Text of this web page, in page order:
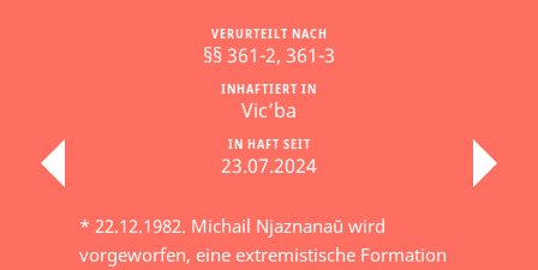
IN HAFT SEIT
23.07.2024
INHAFTIERT IN
Vic’ba
VERURTEILT NACH
§§ 361-2, 361-3
* 22.12.1982. Michail Njaznanaŭ wird
vorgeworfen, eine extremistische Formation